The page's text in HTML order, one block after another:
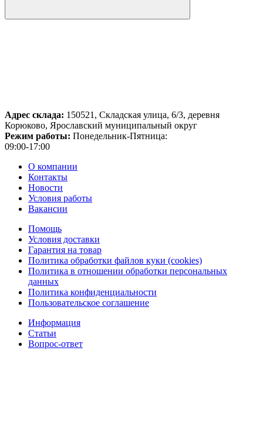
Адрес склада: 150521, Складская улица, 6/3, деревня
Корюково, Ярославский муниципальный округ
Режим работы: Понедельник-Пятница:
09:00-17:00
О компании
Контакты
Новости
Условия работы
Вакансии
Помощь
Условия доставки
Гарантия на товар
Политика обработки файлов куки (cookies)
Политика в отношении обработки персональных
данных
Политика конфиденциальности
Пользовательское соглашение
Информация
Статьи
Вопрос-ответ